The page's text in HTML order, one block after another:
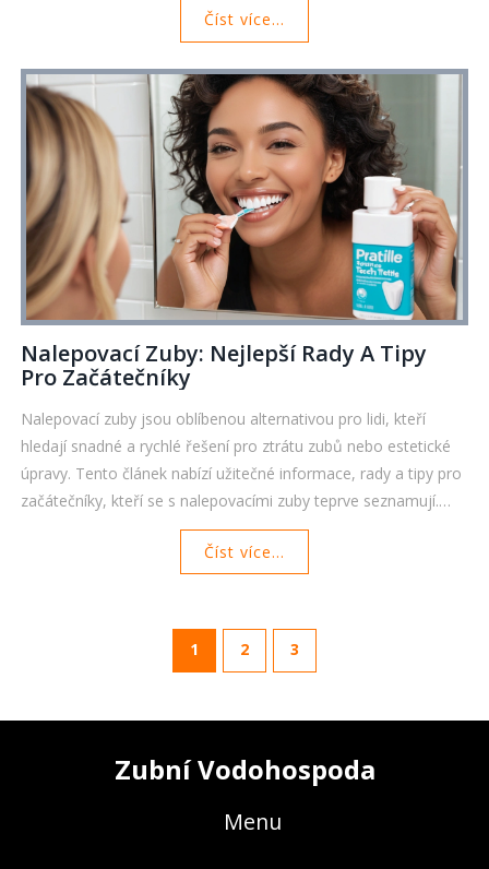
Číst více...
Nalepovací Zuby: Nejlepší Rady A Tipy
Pro Začátečníky
Nalepovací zuby jsou oblíbenou alternativou pro lidi, kteří
hledají snadné a rychlé řešení pro ztrátu zubů nebo estetické
úpravy. Tento článek nabízí užitečné informace, rady a tipy pro
začátečníky, kteří se s nalepovacími zuby teprve seznamují.
Dozvíte se jak správně aplikovat, udržovat a pečovat o své
nové zuby, stejně jako možné komplikace a jak se jim vyhnout.
Číst více...
1 2 3
Zubní Vodohospoda
Menu